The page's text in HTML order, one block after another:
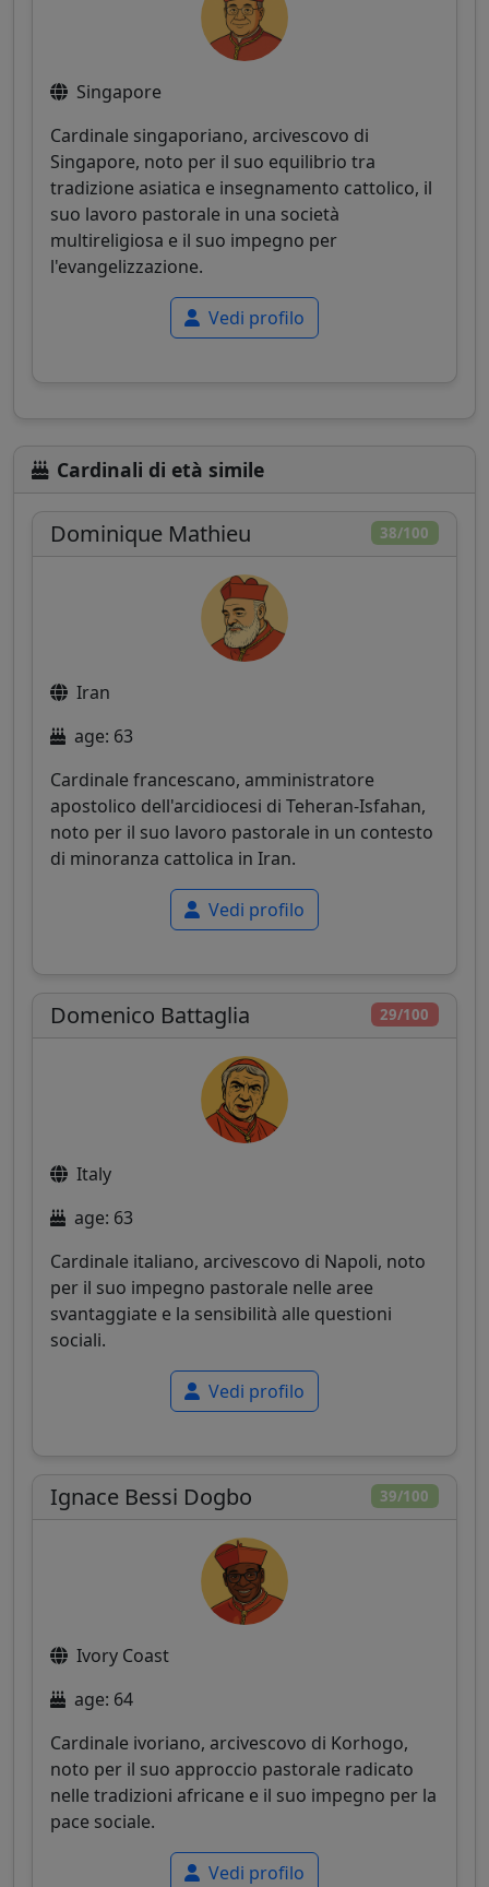
Singapore
Cardinale singaporiano, arcivescovo di
Singapore, noto per il suo equilibrio tra
tradizione asiatica e insegnamento cattolico, il
suo lavoro pastorale in una società
multireligiosa e il suo impegno per
l'evangelizzazione.
Vedi profilo
Cardinali di età simile
38/100
Dominique Mathieu
Iran
age: 63
Cardinale francescano, amministratore
apostolico dell'arcidiocesi di Teheran-Isfahan,
noto per il suo lavoro pastorale in un contesto
di minoranza cattolica in Iran.
Vedi profilo
29/100
Domenico Battaglia
Italy
age: 63
Cardinale italiano, arcivescovo di Napoli, noto
per il suo impegno pastorale nelle aree
svantaggiate e la sensibilità alle questioni
sociali.
Vedi profilo
39/100
Ignace Bessi Dogbo
Ivory Coast
age: 64
Cardinale ivoriano, arcivescovo di Korhogo,
noto per il suo approccio pastorale radicato
nelle tradizioni africane e il suo impegno per la
pace sociale.
Vedi profilo